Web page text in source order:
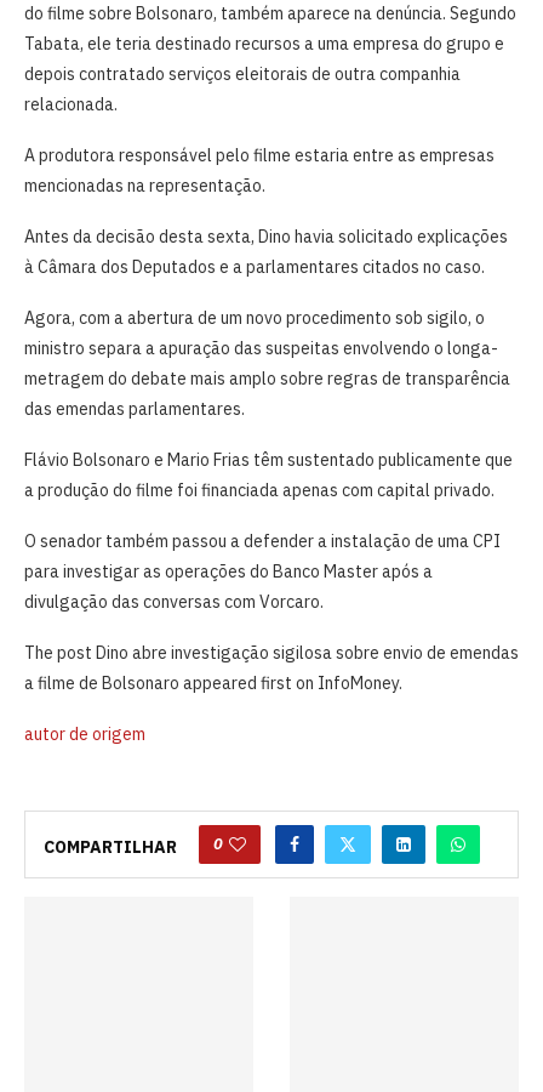
do filme sobre Bolsonaro, também aparece na denúncia. Segundo
Tabata, ele teria destinado recursos a uma empresa do grupo e
depois contratado serviços eleitorais de outra companhia
relacionada.
A produtora responsável pelo filme estaria entre as empresas
mencionadas na representação.
Antes da decisão desta sexta, Dino havia solicitado explicações
à Câmara dos Deputados e a parlamentares citados no caso.
Agora, com a abertura de um novo procedimento sob sigilo, o
ministro separa a apuração das suspeitas envolvendo o longa-
metragem do debate mais amplo sobre regras de transparência
das emendas parlamentares.
Flávio Bolsonaro e Mario Frias têm sustentado publicamente que
a produção do filme foi financiada apenas com capital privado.
O senador também passou a defender a instalação de uma CPI
para investigar as operações do Banco Master após a
divulgação das conversas com Vorcaro.
The post Dino abre investigação sigilosa sobre envio de emendas
a filme de Bolsonaro appeared first on InfoMoney.
autor de origem
COMPARTILHAR 0